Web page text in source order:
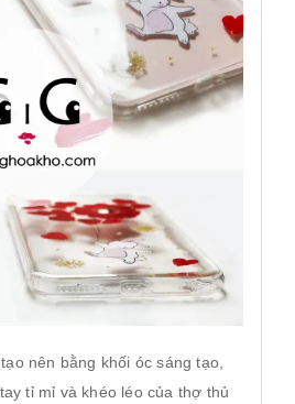
nên bằng khối óc sáng tạo,
tỉ mỉ và khéo léo của thợ thủ